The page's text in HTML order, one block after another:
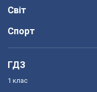
Світ
Спорт
ГДЗ
1 клас